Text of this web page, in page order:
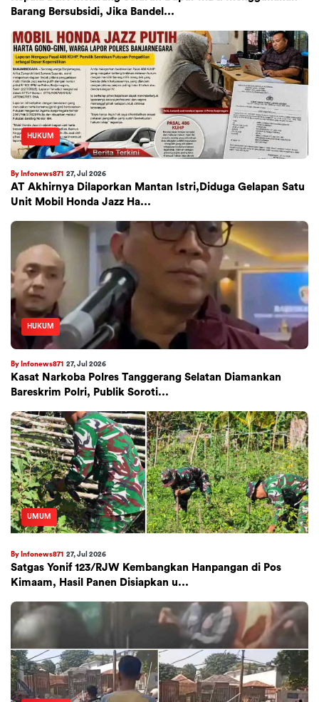
Barang Bersubsidi, Jika Bandel...
HUKUM
By Infonews871 27, Jul 2026
AT Akhirnya Dilaporkan Mantan Istri,Diduga Gelapan Satu
Unit Mobil Honda Jazz Ha...
HUKUM
By Infonews871 27, Jul 2026
Kasat Narkoba Polres Tanggerang Selatan Diamankan
Bareskrim Polri, Publik Soroti...
UMUM
By Infonews871 27, Jul 2026
Satgas Yonif 123/RJW Kembangkan Hanpangan di Pos
Kimaam, Hasil Panen Disiapkan u...